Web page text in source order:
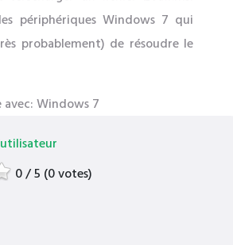
périphériques Windows 7 qui
probablement) de résoudre le
Windows 7
0 / 5 (0 votes)